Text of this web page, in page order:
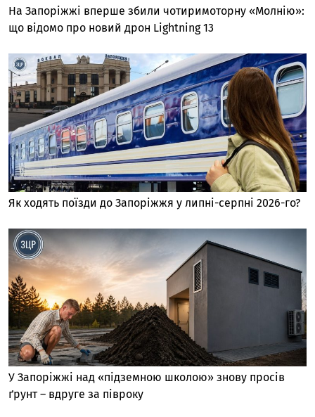
На Запоріжжі вперше збили чотиримоторну «Молнію»:
що відомо про новий дрон Lightning 13
Як ходять поїзди до Запоріжжя у липні-серпні 2026-го?
У Запоріжжі над «підземною школою» знову просів
ґрунт – вдруге за півроку